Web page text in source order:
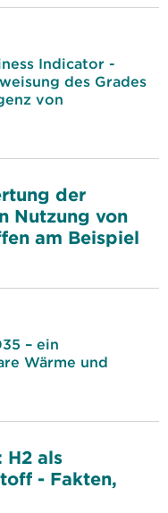
Indicator -
des Grades
von
der
Nutzung von
am Beispiel
– ein
Wärme und
H2 als
- Fakten,